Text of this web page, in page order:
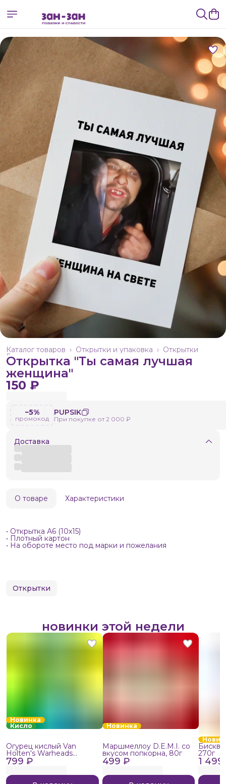
Открытки
Открытки и упаковка ›
Каталог товаров ›
Главная
Открытка "Ты самая лучшая
женщина"
150 ₽
−5%
промокод
PUPSIK
При покупке от 2 000 ₽
Доставка
О товаре Характеристики
• Открытка А6 (10х15)
• Плотный картон
• На обороте место под марки и пожелания
Открытки
новинки этой недели
Новинка
Кисло
799 ₽
Огурец кислый Van
Holten's Warheads
Extreme Sour, 140г
Новинка
499 ₽
Маршмеллоу D.E.M.I. со
вкусом попкорна, 80г
1
270г